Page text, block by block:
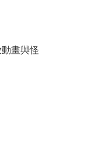
畫與怪